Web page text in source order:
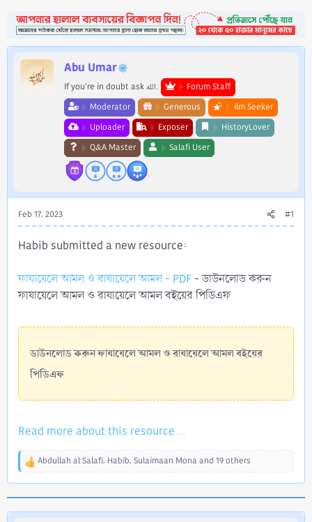
r
t
e
Abu Umar
If you're in doubt ask الله.
Forum Staff
Moderator
Generous
ilm Seeker
Uploader
Exposer
HistoryLover
Q&A Master
Salafi User
Feb 17, 2023 #1
Habib submitted a new resource:
ফাযায়েলে আমল ও রাযায়েলে আমল - PDF- ডাউনলোড করুন
ফাযায়েলে আমল ও রাযায়েলে আমল বইয়ের পিডিএফ
ডাউনলোড করুন ফাযায়েলে আমল ও রাযায়েলে আমল বইয়ের
পিডিএফ
Read more about this resource...
R
Abdullah al Salafi, Habib, Sulaimaan Mona and 19 others